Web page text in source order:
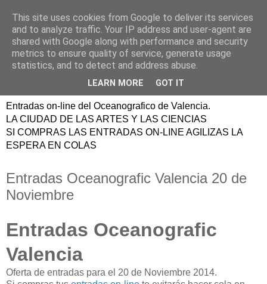
ENTRADAS
OCEANOGRAFIC
VALENCIA
Entradas on-line del Oceanografico de Valencia.
LA CIUDAD DE LAS ARTES Y LAS CIENCIAS
SI COMPRAS LAS ENTRADAS ON-LINE AGILIZAS LA
ESPERA EN COLAS
Entradas Oceanografic Valencia 20 de
Noviembre
Entradas Oceanografic
Valencia
Oferta de entradas para el 20 de Noviembre 2014.
This site uses cookies from Google to deliver its services
and to analyze traffic. Your IP address and user-agent are
shared with Google along with performance and security
metrics to ensure quality of service, generate usage
statistics, and to detect and address abuse.
LEARN MORE GOT IT